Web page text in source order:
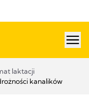
laktacji
kanalików